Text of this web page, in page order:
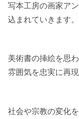
写本工房の画家ア
込まれていきます。
美術書の挿絵を思
雰囲気を忠実に再現
社会や宗教の変化